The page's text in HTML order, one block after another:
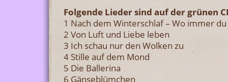
Folgende Lieder sind auf der grünen
1 Nach dem Winterschlaf – Wo immer
2 Von Luft und Liebe leben
3 Ich schau nur den Wolken zu
4 Stille auf dem Mond
5 Die Ballerina
6 Gänseblümchen